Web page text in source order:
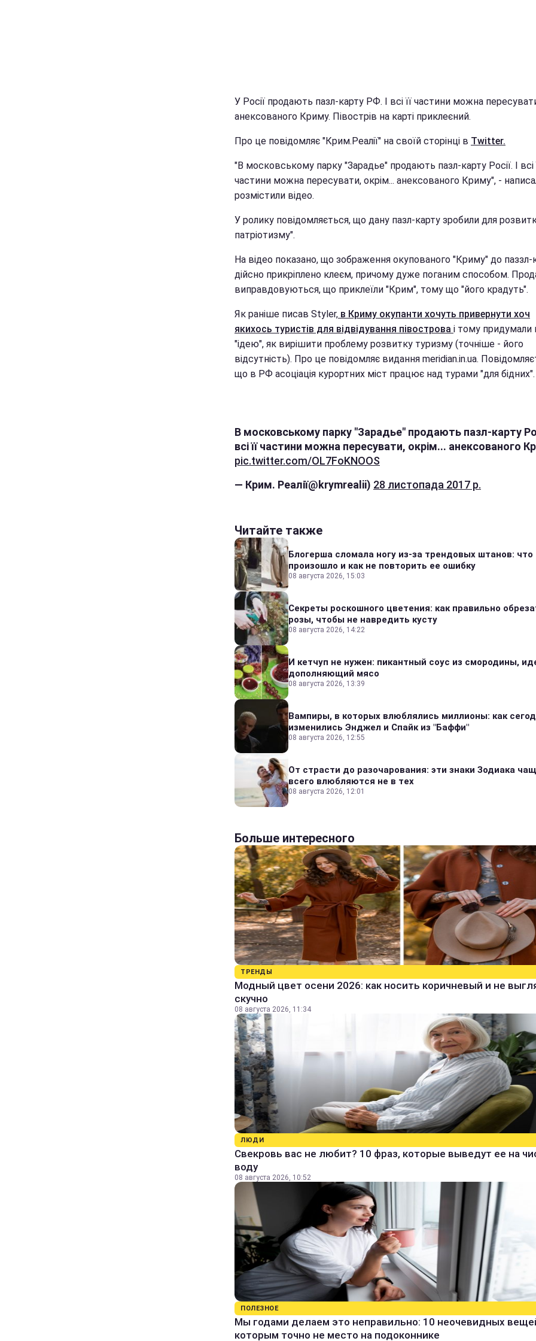
У Росії продають пазл-карту РФ. І всі її частини можна
анексованого Криму. Півострів на карті приклеєний.
Про це повідомляє "Крим.Реалії" на своїй сторінці в Twitter.
"В московському парку "Зарадье" продають пазл-карту Росії. І всі
частини можна пересувати, окрім... анексованого Криму", -
розмістили відео.
У ролику повідомляється, що дану пазл-карту зробили для
патріотизму".
На відео показано, що зображення окупованого "Криму" до паззл-
дійсно прикріплено клеєм, причому дуже поганим способом.
виправдовуються, що приклеїли "Крим", тому що "його крадуть".
Як раніше писав Styler, в Криму окупанти хочуть привернути хоч
якихось туристів для відвідування півострова і тому придумали
"ідею", як вирішити проблему розвитку туризму (точніше - його
відсутність). Про це повідомляє видання meridian.in.ua.
що в РФ асоціація курортних міст працює над турами "для бідних".
В московському парку "Зарадье" продають пазл-карту
всі її частини можна пересувати, окрім... анексованого
pic.twitter.com/OL7FoKNOOS
— Крим. Реалії@krymrealii) 28 листопада 2017 р.
Читайте также
Блогерша сломала ногу из-за трендовых штанов: что
произошло и как не повторить ее ошибку
08 августа 2026, 15:03
Секреты роскошного цветения: как правильно
розы, чтобы не навредить кусту
08 августа 2026, 14:22
И кетчуп не нужен: пикантный соус из смородины,
дополняющий мясо
08 августа 2026, 13:39
Вампиры, в которых влюблялись миллионы: как
изменились Энджел и Спайк из "Баффи"
08 августа 2026, 12:55
От страсти до разочарования: эти знаки Зодиака
всего влюбляются не в тех
08 августа 2026, 12:01
Больше интересного
ТРЕНДЫ
Модный цвет осени 2026: как носить коричневый и не
скучно
08 августа 2026, 11:34
ЛЮДИ
Свекровь вас не любит? 10 фраз, которые выведут ее на
воду
08 августа 2026, 10:52
ПОЛЕЗНОЕ
Мы годами делаем это неправильно: 10 неочевидных
которым точно не место на подоконнике